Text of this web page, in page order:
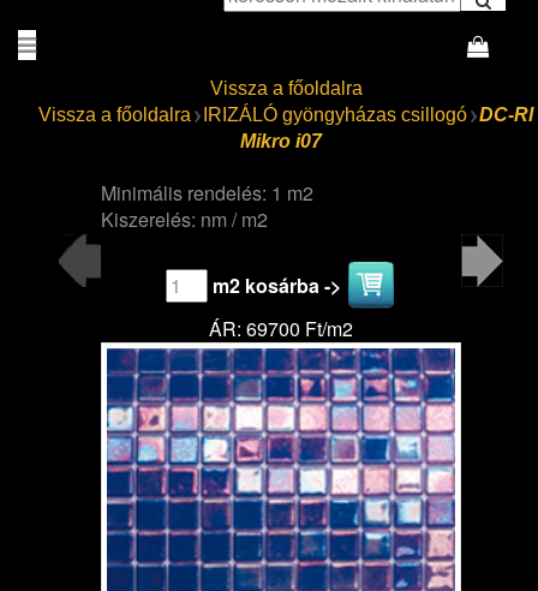
Vissza a főoldalra
Vissza a főoldalra
IRIZÁLÓ gyöngyházas csillogó DC-RI
Mikro i07
Minimális rendelés: 1 m2
Kiszerelés: nm / m2
m2 kosárba ->
ÁR: 69700 Ft/m2